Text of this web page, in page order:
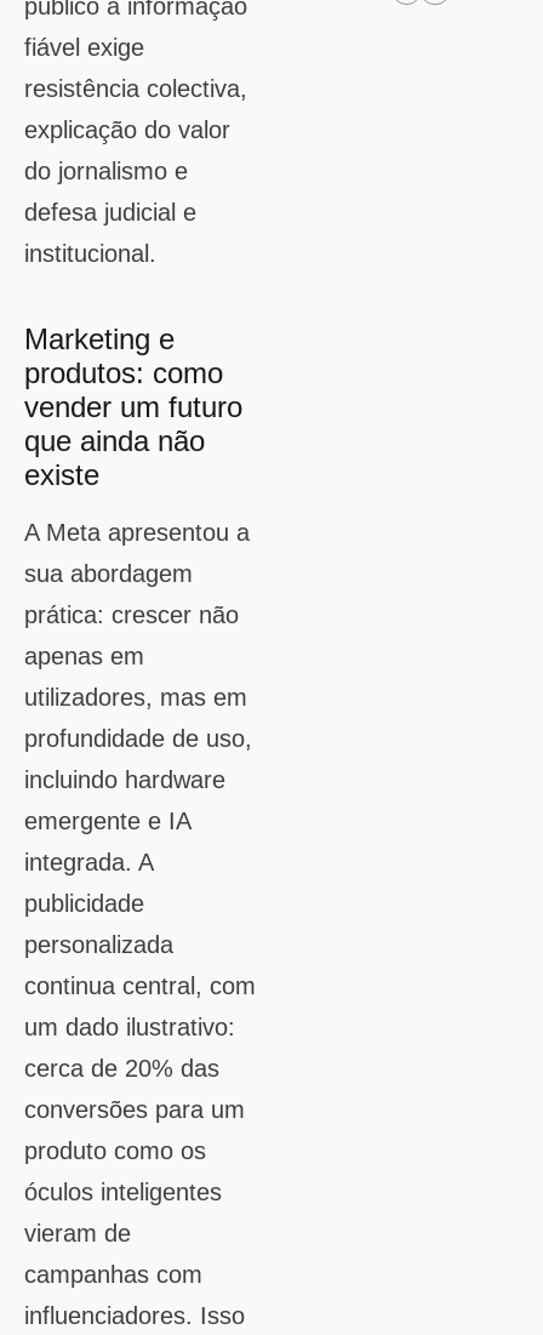
público a informação
fiável exige
resistência colectiva,
explicação do valor
do jornalismo e
defesa judicial e
institucional.
Marketing e
produtos: como
vender um futuro
que ainda não
existe
A Meta apresentou a
sua abordagem
prática: crescer não
apenas em
utilizadores, mas em
profundidade de uso,
incluindo hardware
emergente e IA
integrada. A
publicidade
personalizada
continua central, com
um dado ilustrativo:
cerca de 20% das
conversões para um
produto como os
óculos inteligentes
vieram de
campanhas com
influenciadores. Isso